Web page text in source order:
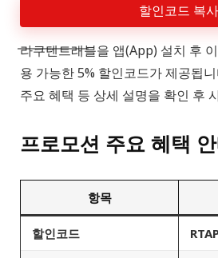
할인코드 복사
라쿠텐트래블을 앱(App) 설치 후
용 가능한 5% 할인코드가 제공됩
주요 혜택 등 상세 설명을 확인 후
프로모션 주요 혜택
항목
할인코드